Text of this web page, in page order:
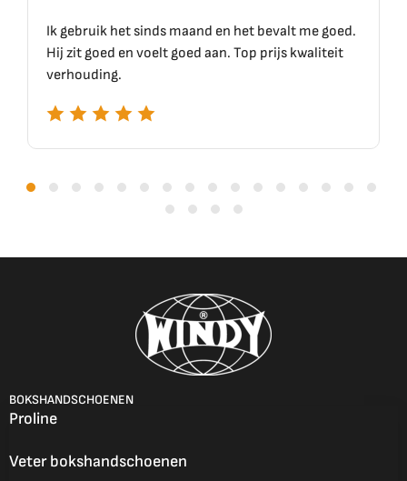
Ik gebruik het sinds maand en het bevalt me goed.
Hij zit goed en voelt goed aan. Top prijs kwaliteit
verhouding.
BOKSHANDSCHOENEN
Proline
Veter bokshandschoenen